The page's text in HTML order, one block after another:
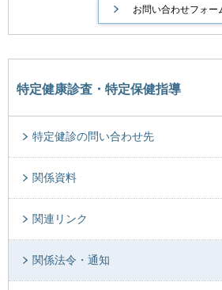
特定健康診査・特定保健指導
特定健診の問い合わせ先
関係資料
関連リンク
関係法令・通知